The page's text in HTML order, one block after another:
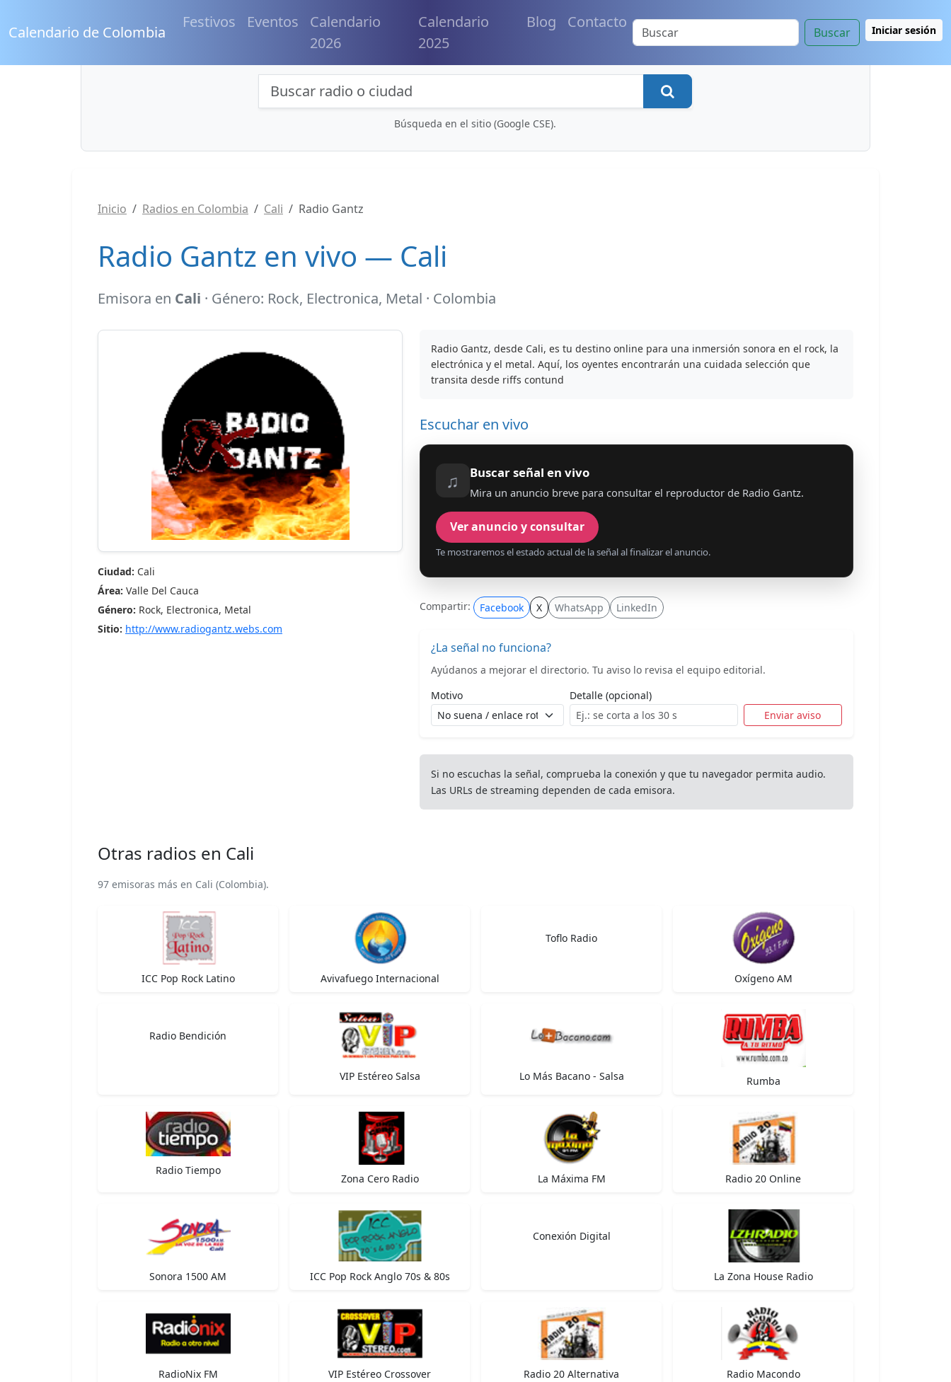
Calendario de Colombia
Festivos Eventos
Calendario
2026
Calendario
2025
Blog Contacto
Buscar Iniciar sesión
Búsqueda de radios y contenidos
Búsqueda en el sitio (Google CSE).
Inicio Radios en Colombia Cali Radio Gantz
Radio Gantz en vivo — Cali
Emisora en Cali · Género: Rock, Electronica, Metal · Colombia
Ciudad: Cali
Área: Valle Del Cauca
Género: Rock, Electronica, Metal
Sitio: http://www.radiogantz.webs.com
Radio Gantz, desde Cali, es tu destino online para una inmersión sonora en el rock, la
electrónica y el metal. Aquí, los oyentes encontrarán una cuidada selección que
transita desde riffs contund
Escuchar en vivo
♫ Buscar señal en vivo
Mira un anuncio breve para consultar el reproductor de Radio Gantz.
Ver anuncio y consultar
Te mostraremos el estado actual de la señal al finalizar el anuncio.
Compartir: Facebook X WhatsApp LinkedIn
¿La señal no funciona?
Ayúdanos a mejorar el directorio. Tu aviso lo revisa el equipo editorial.
Motivo
Detalle (opcional)
Enviar aviso
Si no escuchas la señal, comprueba la conexión y que tu navegador permita audio.
Las URLs de streaming dependen de cada emisora.
Otras radios en Cali
97 emisoras más en Cali (Colombia).
ICC Pop Rock Latino Avivafuego Internacional
Toflo Radio
Oxígeno AM
Radio Bendición
VIP Estéreo Salsa Lo Más Bacano - Salsa Rumba
Radio Tiempo
Zona Cero Radio La Máxima FM Radio 20 Online
Sonora 1500 AM ICC Pop Rock Anglo 70s & 80s
Conexión Digital
La Zona House Radio
RadioNix FM VIP Estéreo Crossover Radio 20 Alternativa Radio Macondo